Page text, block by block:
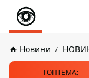
Новини
ТОПТЕМА: